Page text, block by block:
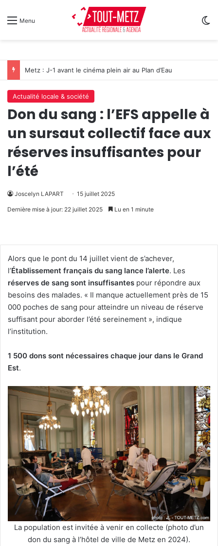
Menu
Metz : J-1 avant le cinéma plein air au Plan d’Eau
Actualité locale & société
Don du sang : l’EFS appelle à
un sursaut collectif face aux
réserves insuffisantes pour
l’été
Joscelyn LAPART 15 juillet 2025
Dernière mise à jour: 22 juillet 2025 Lu en 1 minute
Alors que le pont du 14 juillet vient de s’achever,
l’Établissement français du sang lance l’alerte. Les
réserves de sang sont insuffisantes pour répondre aux
besoins des malades. « Il manque actuellement près de 15
000 poches de sang pour atteindre un niveau de réserve
suffisant pour aborder l’été sereinement », indique
l’institution.
1 500 dons sont nécessaires chaque jour dans le Grand
Est.
La population est invitée à venir en collecte (photo d’un
don du sang à l’hôtel de ville de Metz en 2024).